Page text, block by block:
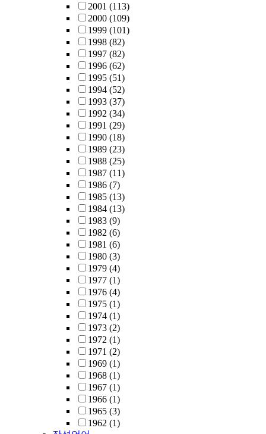
2001 (113)
2000 (109)
1999 (101)
1998 (82)
1997 (82)
1996 (62)
1995 (51)
1994 (52)
1993 (37)
1992 (34)
1991 (29)
1990 (18)
1989 (23)
1988 (25)
1987 (11)
1986 (7)
1985 (13)
1984 (13)
1983 (9)
1982 (6)
1981 (6)
1980 (3)
1979 (4)
1977 (1)
1976 (4)
1975 (1)
1974 (1)
1973 (2)
1972 (1)
1971 (2)
1969 (1)
1968 (1)
1967 (1)
1966 (1)
1965 (3)
1962 (1)